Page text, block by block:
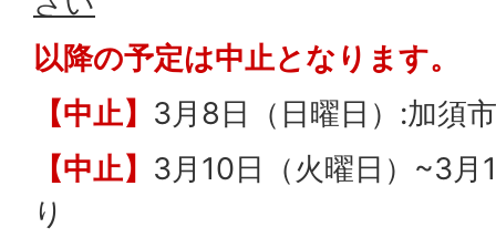
以降の予定は中止となります。
【中止】 3月8日（日曜日）:加須
【中止】 3月10日（火曜日）~3月
り